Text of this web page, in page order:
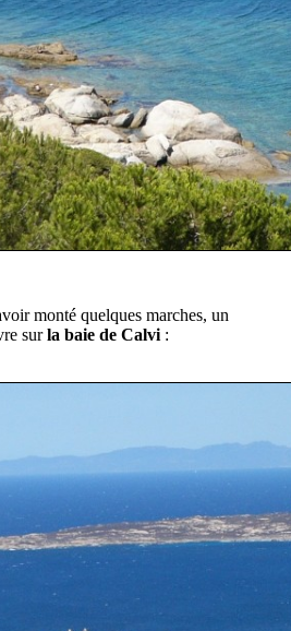
monté quelques marches, un
surla baie de Calvi :